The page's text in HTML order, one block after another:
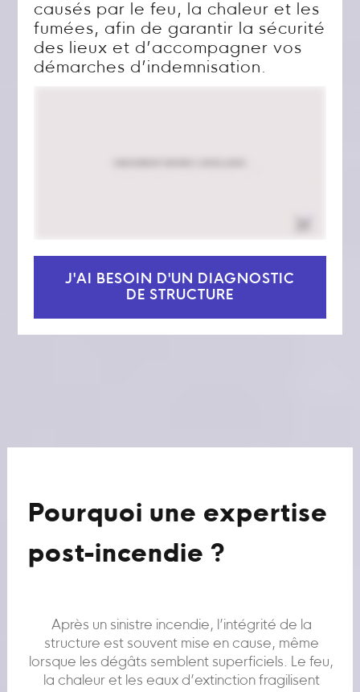
causés par le feu, la chaleur et les
fumées, afin de garantir la sécurité
des lieux et d’accompagner vos
démarches d’indemnisation.
J'AI BESOIN D'UN DIAGNOSTIC
DE STRUCTURE
Pourquoi une expertise
post-incendie ?
Après un sinistre incendie, l’intégrité de la
structure est souvent mise en cause, même
lorsque les dégâts semblent superficiels. Le feu,
la chaleur et les eaux d’extinction fragilisent